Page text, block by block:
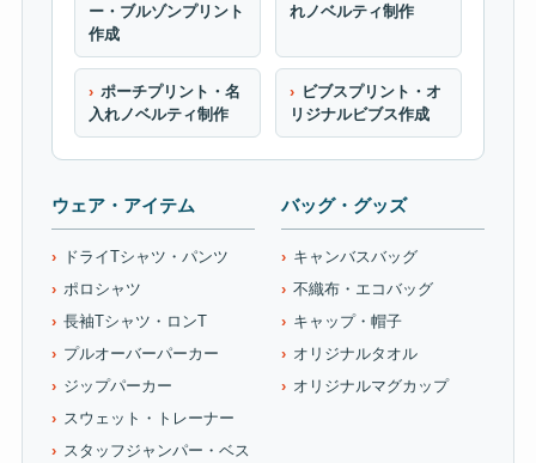
ー・ブルゾンプリント
作成
れノベルティ制作
ポーチプリント・名
入れノベルティ制作
ビブスプリント・オ
リジナルビブス作成
ウェア・アイテム
ドライTシャツ・パンツ
ポロシャツ
長袖Tシャツ・ロンT
プルオーバーパーカー
ジップパーカー
スウェット・トレーナー
スタッフジャンパー・ベス
バッグ・グッズ
キャンバスバッグ
不織布・エコバッグ
キャップ・帽子
オリジナルタオル
オリジナルマグカップ